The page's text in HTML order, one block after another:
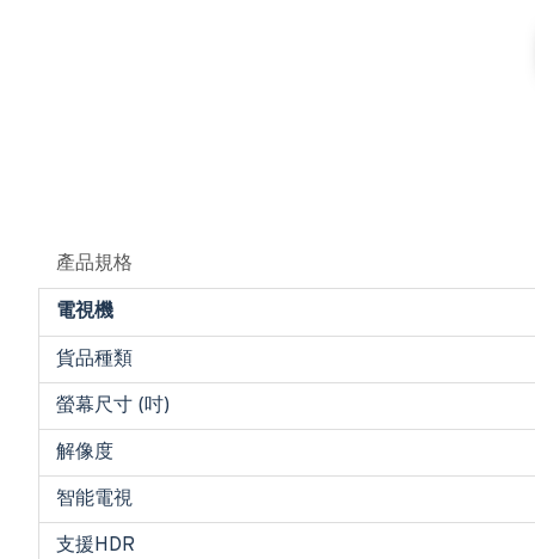
產品規格
電視機
貨品種類
螢幕尺寸 (吋)
解像度
智能電視
支援HDR